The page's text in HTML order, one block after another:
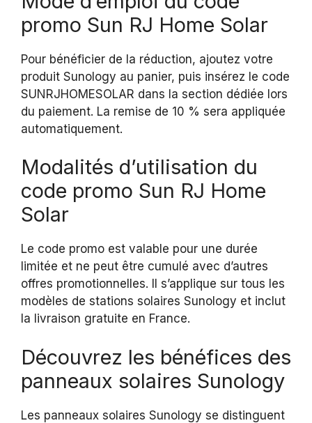
promo Sun RJ Home Solar
Pour bénéficier de la réduction, ajoutez votre
produit Sunology au panier, puis insérez le code
SUNRJHOMESOLAR dans la section dédiée lors
du paiement. La remise de 10 % sera appliquée
automatiquement.
Modalités d’utilisation du
code promo Sun RJ Home
Solar
Le code promo est valable pour une durée
limitée et ne peut être cumulé avec d’autres
offres promotionnelles. Il s’applique sur tous les
modèles de stations solaires Sunology et inclut
la livraison gratuite en France.
Découvrez les bénéfices des
panneaux solaires Sunology
Les panneaux solaires Sunology se distinguent